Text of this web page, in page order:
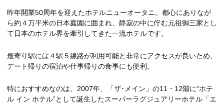
昨年開業50周年を迎えたホテルニューオータニ。都心にありなが
ら約４万平米の日本庭園に囲まれ、静寂の中に佇む元祖御三家とし
て日本のホテル界を牽引してきた一流ホテルです。
最寄り駅には４駅５線路が利用可能と非常にアクセスが良いため、
デート帰りの宿泊や仕事帰りの食事にも便利。
特におすすめなのは、2007年、「ザ･メイン」の11・12階に“ホテ
ル イン ホテル”として誕生したスーパーラグジュアリーホテル「エ